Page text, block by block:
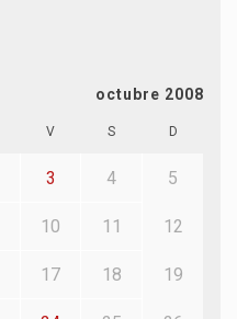
octubre 2008
V S D
3 4 5
10 11 12
17 18 19